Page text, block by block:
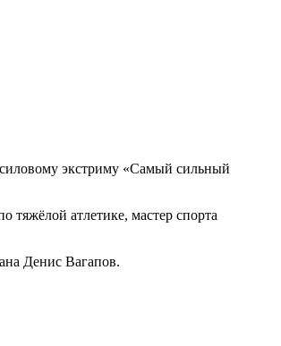
экстриму «Самый сильный
тяжёлой атлетике, мастер спорта
Денис Вагапов.